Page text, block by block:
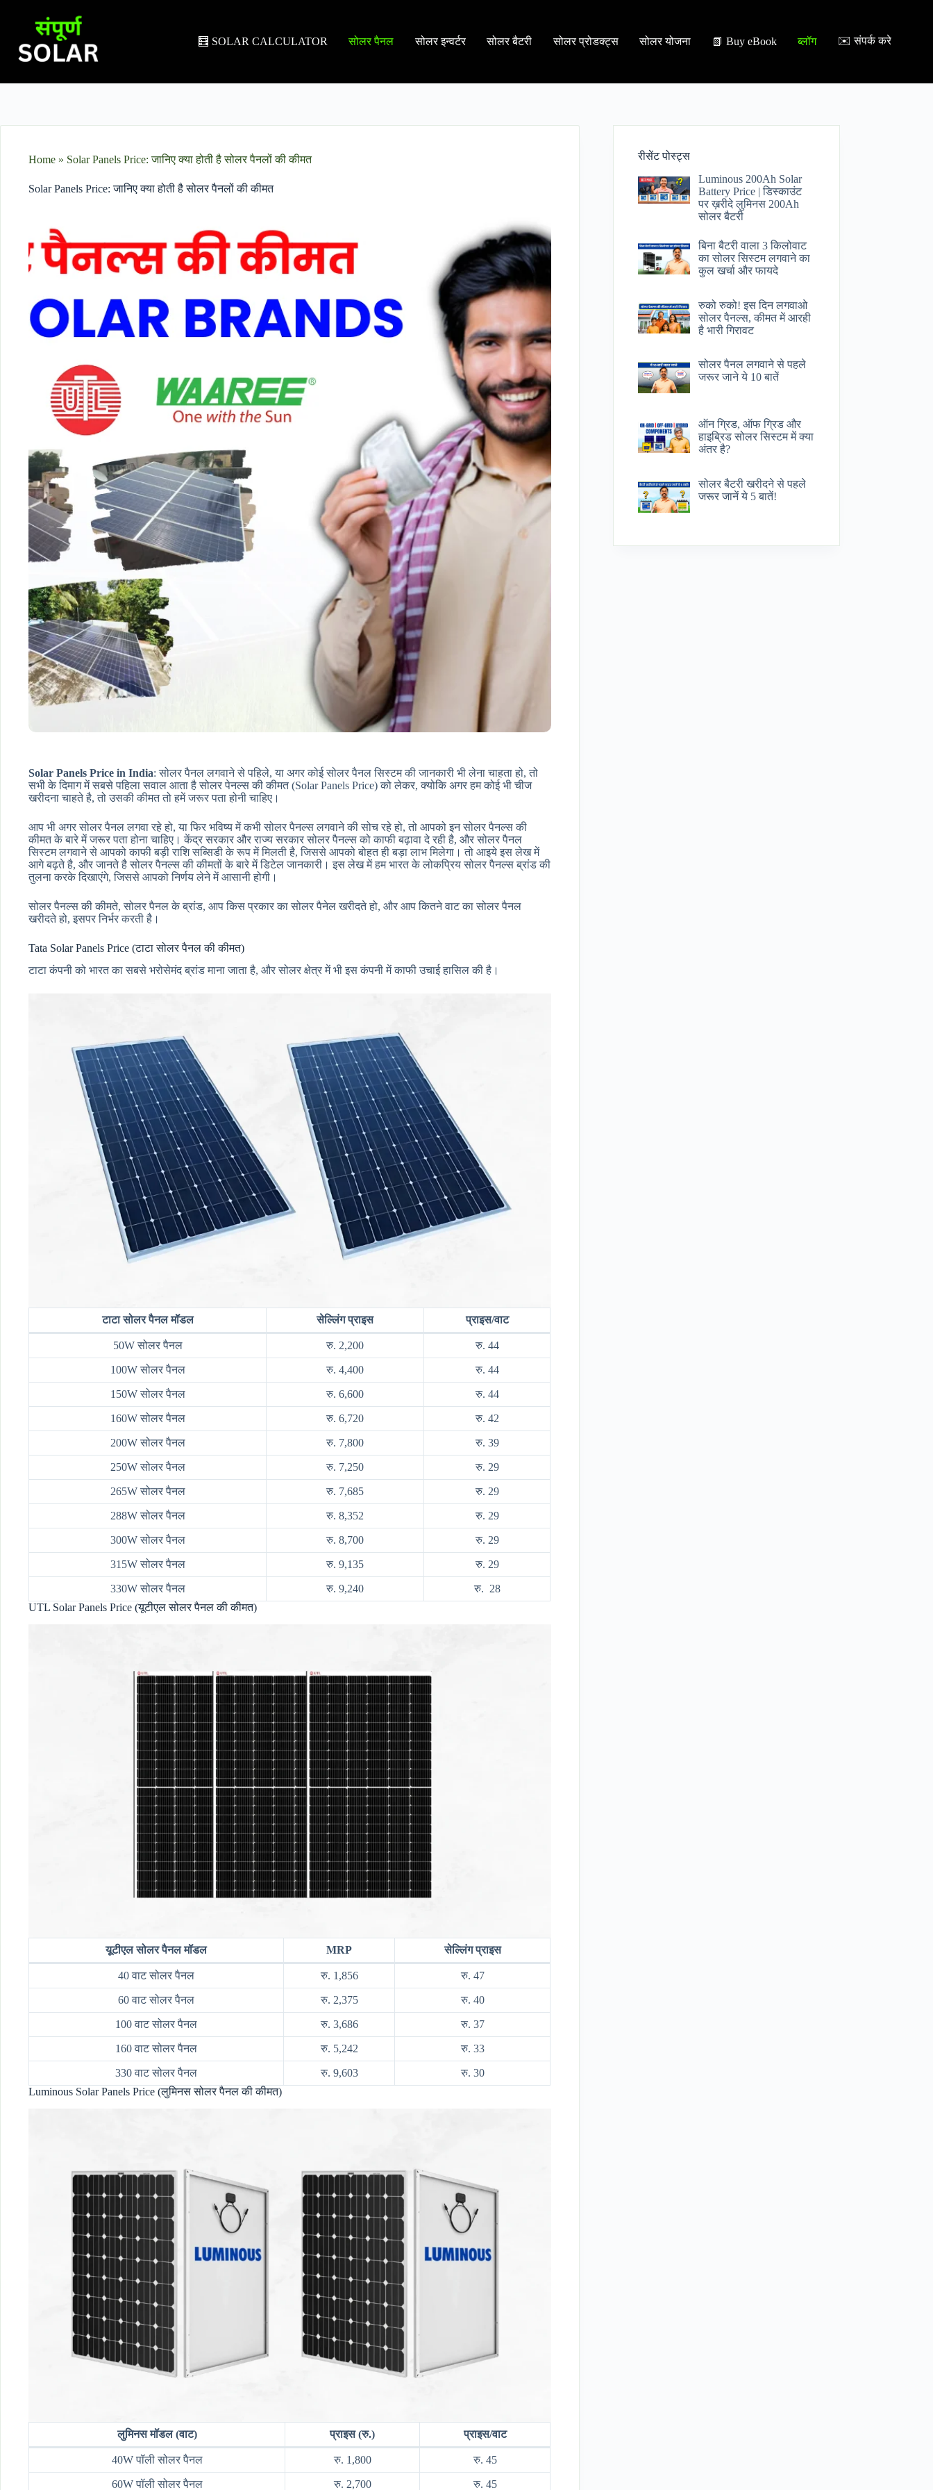
🧮 SOLAR CALCULATOR सोलर पैनल सोलर इन्वर्टर सोलर बैटरी सोलर प्रोडक्ट्स सोलर योजना 📗 Buy eBook ब्लॉग ✉️ संपर्क करे
Home » Solar Panels Price: जानिए क्या होती है सोलर पैनलों की कीमत
Solar Panels Price: जानिए क्या होती है सोलर पैनलों की कीमत
Solar Panels Price in India: सोलर पैनल लगवाने से पहिले, या अगर कोई सोलर पैनल सिस्टम की जानकारी भी लेना चाहता हो, तो
सभी के दिमाग में सबसे पहिला सवाल आता है सोलर पेनल्स की कीमत (Solar Panels Price) को लेकर, क्योकि अगर हम कोई भी चीज
खरीदना चाहते है, तो उसकी कीमत तो हमें जरूर पता होनी चाहिए।
आप भी अगर सोलर पैनल लगवा रहे हो, या फिर भविष्य में कभी सोलर पैनल्स लगवाने की सोच रहे हो, तो आपको इन सोलर पैनल्स की
कीमत के बारे में जरूर पता होना चाहिए। केंद्र सरकार और राज्य सरकार सोलर पैनल्स को काफी बढ़ावा दे रही है, और सोलर पैनल
सिस्टम लगवाने से आपको काफी बड़ी राशि सब्सिडी के रूप में मिलती है, जिससे आपको बोहत ही बड़ा लाभ मिलेगा। तो आइये इस लेख में
आगे बढ़ते है, और जानते है सोलर पैनल्स की कीमतों के बारे में डिटेल जानकारी। इस लेख में हम भारत के लोकप्रिय सोलर पैनल्स ब्रांड की
तुलना करके दिखाएंगे, जिससे आपको निर्णय लेने में आसानी होगी।
सोलर पैनल्स की कीमते, सोलर पैनल के ब्रांड, आप किस प्रकार का सोलर पैनेल खरीदते हो, और आप कितने वाट का सोलर पैनल
खरीदते हो, इसपर निर्भर करती है।
Tata Solar Panels Price (टाटा सोलर पैनल की कीमत)
टाटा कंपनी को भारत का सबसे भरोसेमंद ब्रांड माना जाता है, और सोलर क्षेत्र में भी इस कंपनी में काफी उचाई हासिल की है।
टाटा सोलर पैनल मॉडल सेल्लिंग प्राइस प्राइस/वाट
50W सोलर पैनल रु. 2,200 रु. 44
100W सोलर पैनल रु. 4,400 रु. 44
150W सोलर पैनल रु. 6,600 रु. 44
160W सोलर पैनल रु. 6,720 रु. 42
200W सोलर पैनल रु. 7,800 रु. 39
250W सोलर पैनल रु. 7,250 रु. 29
265W सोलर पैनल रु. 7,685 रु. 29
288W सोलर पैनल रु. 8,352 रु. 29
300W सोलर पैनल रु. 8,700 रु. 29
315W सोलर पैनल रु. 9,135 रु. 29
330W सोलर पैनल रु. 9,240
रु. 28
UTL Solar Panels Price (यूटीएल सोलर पैनल की कीमत)
यूटीएल सोलर पैनल मॉडल MRP सेल्लिंग प्राइस
40 वाट सोलर पैनल रु. 1,856 रु. 47
60 वाट सोलर पैनल रु. 2,375 रु. 40
100 वाट सोलर पैनल रु. 3,686 रु. 37
160 वाट सोलर पैनल रु. 5,242 रु. 33
330 वाट सोलर पैनल रु. 9,603
रु. 30
Luminous Solar Panels Price (लुमिनस सोलर पैनल की कीमत)
लुमिनस मॉडल (वाट) प्राइस (रु.) प्राइस/वाट
40W पॉली सोलर पैनल रु. 1,800 रु. 45
60W पॉली सोलर पैनल रु. 2,700 रु. 45
रीसेंट पोस्ट्स
Luminous 200Ah Solar
Battery Price​ | डिस्काउंट
पर ख़रीदे लुमिनस 200Ah
सोलर बैटरी
बिना बैटरी वाला 3 किलोवाट
का सोलर सिस्टम लगवाने का
कुल खर्चा और फायदे
रुको रुको! इस दिन लगवाओ
सोलर पैनल्स, कीमत में आरही
है भारी गिरावट
सोलर पैनल लगवाने से पहले
जरूर जाने ये 10 बातें
ऑन ग्रिड, ऑफ ग्रिड और
हाइब्रिड सोलर सिस्टम में क्या
अंतर है?
सोलर बैटरी खरीदने से पहले
जरूर जानें ये 5 बातें!